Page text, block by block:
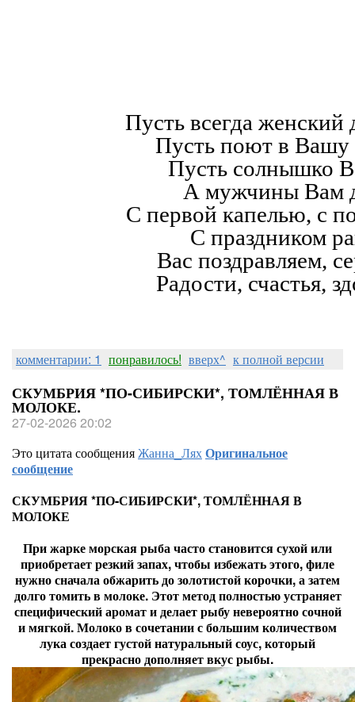
Пусть всегда женский
Пусть поют в Вашу
Пусть солнышко
А мужчины Вам
С первой капелью, с
С праздником
Вас поздравляем,
Радости, счастья,
комментарии: 1 понравилось! вверх^ к полной версии
СКУМБРИЯ *ПО-СИБИРСКИ*, ТОМЛЁННАЯ В
МОЛОКЕ.
27-02-2026 20:02
Это цитата сообщенияЖанна_ЛяхОригинальное
сообщение
СКУМБРИЯ *ПО-СИБИРСКИ*, ТОМЛЁННАЯ В
МОЛОКЕ
При жарке морская рыба часто становится сухой или
приобретает резкий запах, чтобы избежать этого, филе
нужно сначала обжарить до золотистой корочки, а затем
долго томить в молоке. Этот метод полностью устраняет
специфический аромат и делает рыбу невероятно сочной
и мягкой. Молоко в сочетании с большим количеством
лука создает густой натуральный соус, который
прекрасно дополняет вкус рыбы.